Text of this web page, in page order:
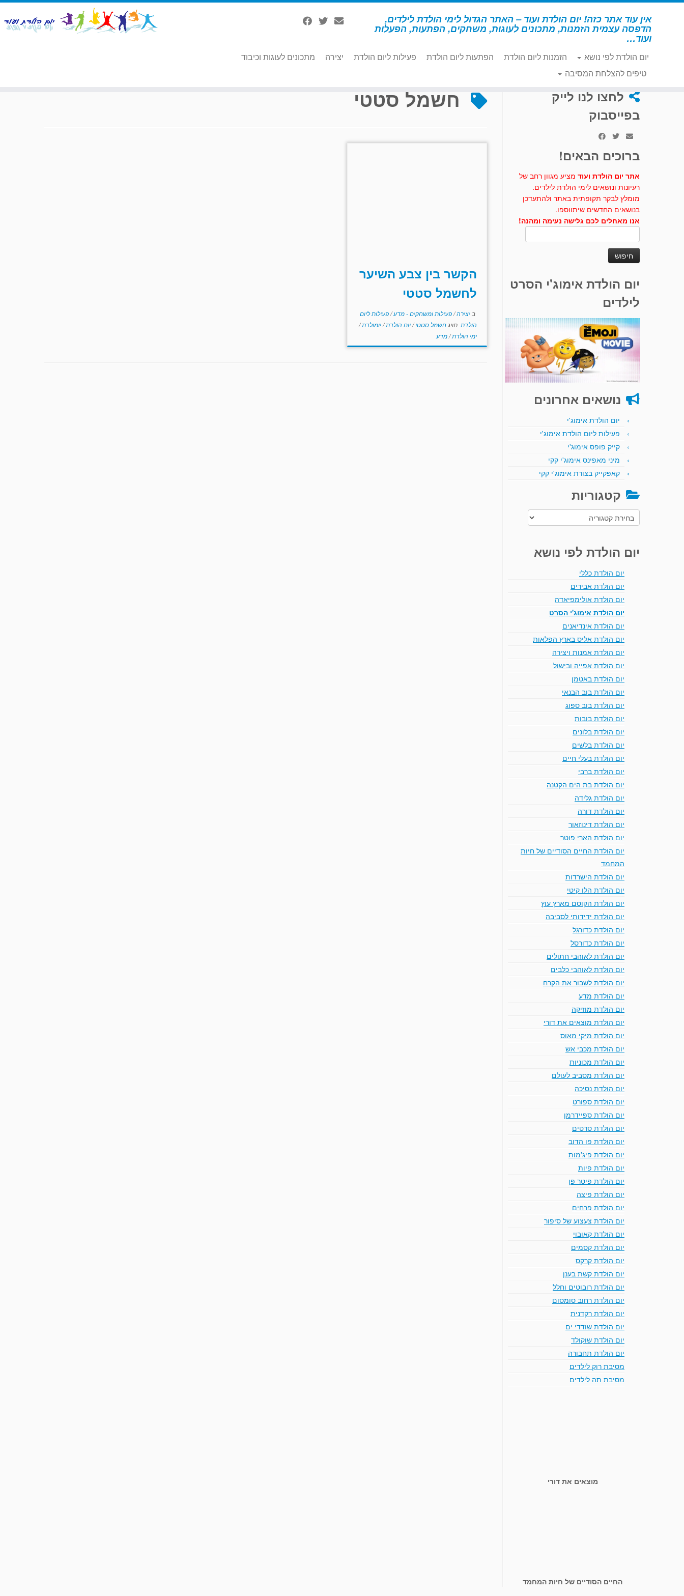
דלג
אין עוד אתר כזה! יום הולדת ועוד – האתר הגדול לימי הולדת לילדים,
הדפסה עצמית הזמנות, מתכונים לעוגות, משחקים, הפתעות, הפעלות
ועוד…
יום הולדת לפי נושא הזמנות ליום הולדת הפתעות ליום הולדת פעילות ליום הולדת יצירה
מתכונים לעוגות וכיבוד
טיפים להצלחת המסיבה
דף הבית » חשמל סטטי
לחצו לנו לייק
בפייסבוק
ברוכים הבאים!
אתר יום הולדת ועוד מציע מגוון רחב של
רעיונות ונושאים לימי הולדת לילדים.
מומלץ לבקר תקופתית באתר ולהתעדכן
בנושאים החדשים שיתווספו.
אנו מאחלים לכם גלישה נעימה ומהנה!
יום הולדת אימוג'י הסרט
לילדים
נושאים אחרונים
יום הולדת אימוג'י
פעילות ליום הולדת אימוג'י
קייק פופס אימוג'י
מיני מאפינס אימוג'י קקי
קאפקייק בצורת אימוג'י קקי
קטגוריות
קטגוריות
יום הולדת לפי נושא
יום הולדת כללי
יום הולדת אבירים
יום הולדת אולימפיאדה
יום הולדת אימוג'י הסרט
יום הולדת אינדיאנים
יום הולדת אליס בארץ הפלאות
יום הולדת אמנות ויצירה
יום הולדת אפייה ובישול
יום הולדת באטמן
יום הולדת בוב הבנאי
יום הולדת בוב ספוג
יום הולדת בובות
יום הולדת בלונים
יום הולדת בלשים
יום הולדת בעלי חיים
יום הולדת ברבי
יום הולדת בת הים הקטנה
יום הולדת גלידה
יום הולדת דורה
יום הולדת דינוזאור
יום הולדת הארי פוטר
יום הולדת החיים הסודיים של חיות
המחמד
יום הולדת הישרדות
יום הולדת הלו קיטי
יום הולדת הקוסם מארץ עוץ
יום הולדת ידידותי לסביבה
יום הולדת כדורגל
יום הולדת כדורסל
יום הולדת לאוהבי חתולים
יום הולדת לאוהבי כלבים
יום הולדת לשבור את הקרח
יום הולדת מדע
יום הולדת מוזיקה
יום הולדת מוצאים את דורי
יום הולדת מיקי מאוס
יום הולדת מכבי אש
יום הולדת מכוניות
יום הולדת מסביב לעולם
יום הולדת נסיכה
יום הולדת ספורט
יום הולדת ספיידרמן
יום הולדת סרטים
יום הולדת פו הדוב
יום הולדת פיג'מות
יום הולדת פיות
יום הולדת פיטר פן
יום הולדת פיצה
יום הולדת פרחים
יום הולדת צעצוע של סיפור
יום הולדת קאובוי
יום הולדת קסמים
יום הולדת קרקס
יום הולדת קשת בענן
יום הולדת רובוטים וחלל
יום הולדת רחוב סומסום
יום הולדת רקדנית
יום הולדת שודדי ים
יום הולדת שוקולד
יום הולדת תחבורה
מסיבת רוק לילדים
מסיבת תה לילדים
מוצאים את דורי
החיים הסודיים של חיות המחמד
חשמל סטטי
הקשר בין צבע השיער
לחשמל סטטי
ביצירה/פעילות ומשחקים - מדע/פעילות ליום
הולדת תויגחשמל סטטי/יום הולדת/יומולדת/
ימי הולדת/מדע